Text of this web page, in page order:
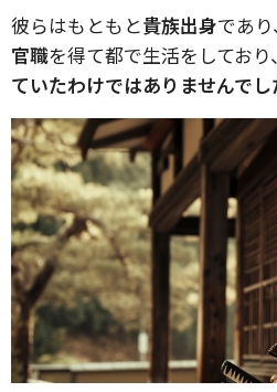
彼らはもともと貴族出身であ
官職を得て都で生活をしており、
ていたわけではありませんでし